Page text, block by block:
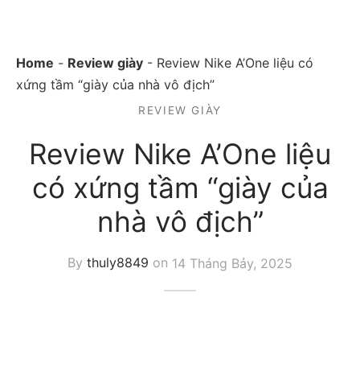
Home - Review giày - Review Nike A’One liệu có
xứng tầm “giày của nhà vô địch”
REVIEW GIÀY
Review Nike A’One liệu
có xứng tầm “giày của
nhà vô địch”
By thuly8849 on 14 Tháng Bảy, 2025